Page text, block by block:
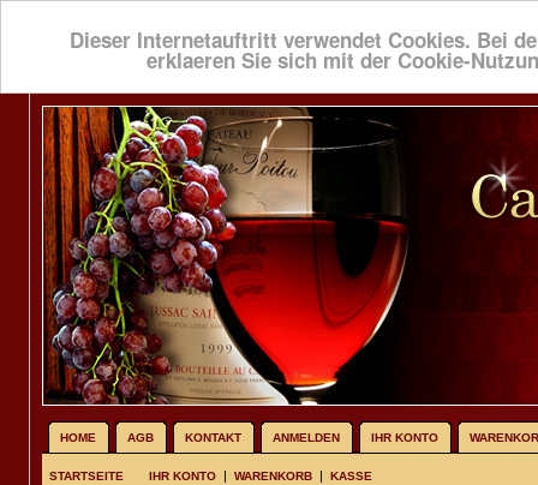
Dieser Internetauftritt verwendet Cookies. Bei
erklaeren Sie sich mit der Cookie-
HOME AGB KONTAKT ANMELDEN IHR KONTO
STARTSEITE IHR KONTO | WARENKORB | KASSE